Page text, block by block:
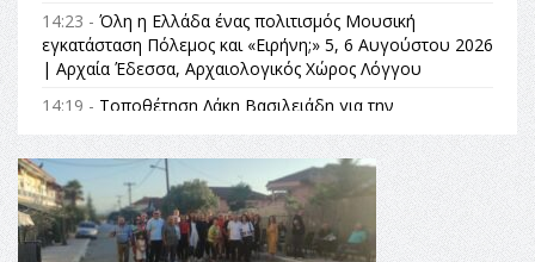
14:23 - Όλη η Ελλάδα ένας πολιτισμός Μουσική
εγκατάσταση Πόλεμος και «Ειρήνη;» 5, 6 Αυγούστου 2026
| Αρχαία Έδεσσα, Αρχαιολογικός Χώρος Λόγγου
14:19 - Τοποθέτηση Λάκη Βασιλειάδη για την
Αναθεώρηση του Συντάγματος: «Σε τέτοιες κορυφαίες
θεσμικές διαδικασίες υπάρχει μόνο η ευθύνη απέναντι
στις επόμενες γενιές»
16:35 -Το πρόγραμμα του ΠΑΟΚ στον δεύτερο γύρο του
Champions League!